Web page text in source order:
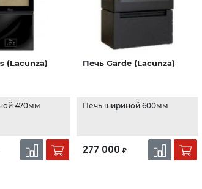
(Lacunza)
470мм
Печь Garde (Lacunza)
Печь шириной 600мм
277 000 ₽